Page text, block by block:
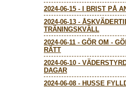
2024-06-15 -
I BRIST PÅ
2024-06-13 -
TRÄNINGSKVÄLL
2024-06-11 - GÖR OM -
RÄTT
2024-06-10 -
DAGAR
2024-06-08 - HUSSE